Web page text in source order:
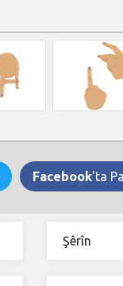
Facebook'ta
Şêrîn